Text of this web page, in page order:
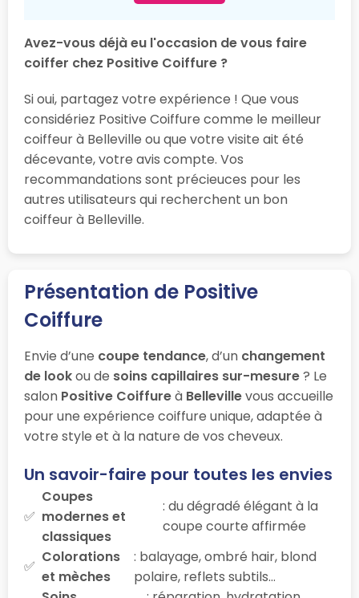
Avez-vous déjà eu l'occasion de vous faire
coiffer chez Positive Coiffure ?
Si oui, partagez votre expérience ! Que vous
considériez Positive Coiffure comme le meilleur
coiffeur à Belleville ou que votre visite ait été
décevante, votre avis compte. Vos
recommandations sont précieuces pour les
autres utilisateurs qui recherchent un bon
coiffeur à Belleville.
Présentation de Positive
Coiffure
Envie d’une coupe tendance, d’un changement
de lookou de soins capillaires sur-mesure? Le
salon Positive Coiffureà Bellevillevous accueille
pour une expérience coiffure unique, adaptée à
votre style et à la nature de vos cheveux.
Un savoir-faire pour toutes les envies
Coupes
modernes et
classiques
: du dégradé élégant à la
coupe courte affirmée
Colorations
et mèches
: balayage, ombré hair, blond
polaire, reflets subtils…